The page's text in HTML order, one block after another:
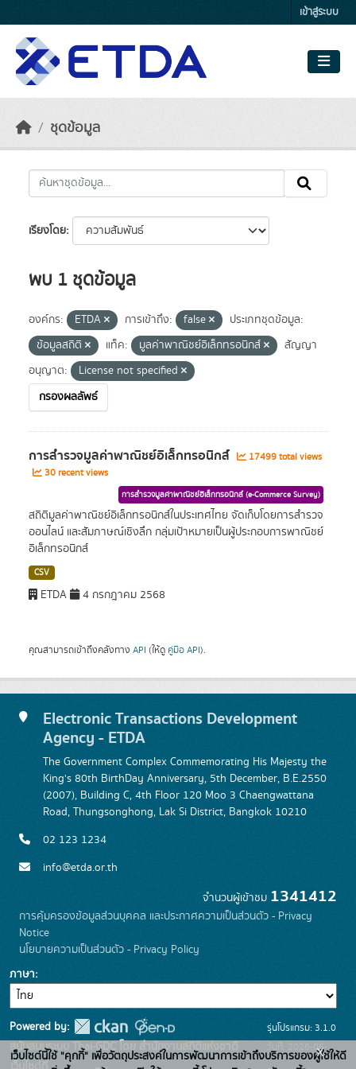
เข้าสู่ระบบ
ชุดข้อมูล
เรียงโดย
พบ 1 ชุดข้อมูล
องค์กร: ETDA การเข้าถึง: false
ประเภทชุดข้อมูล:
ข้อมูลสถิติ
แท็ค: มูลค่าพาณิชย์อิเล็กทรอนิกส์
สัญญา
อนุญาต:
License not specified
กรองผลลัพธ์
การสำรวจมูลค่าพาณิชย์อิเล็กทรอนิกส์
17499 total views
30 recent views
การสำรวจมูลค่าพาณิชย์อิเล็กทรอนิกส์ (e-Commerce Survey)
สถิติมูลค่าพาณิชย์อิเล็กทรอนิกส์ในประเทศไทย จัดเก็บโดยการสำรวจ
ออนไลน์ และสัมภาษณ์เชิงลึก กลุ่มเป้าหมายเป็นผู้ประกอบการพาณิชย์
อิเล็กทรอนิกส์
CSV
ETDA 4 กรกฎาคม 2568
คุณสามารถเข้าถึงคลังทาง API (ให้ดู คู่มือ API).
Electronic Transactions Development
Agency - ETDA
The Government Complex Commemorating His Majesty the
King's 80th BirthDay Anniversary, 5th December, B.E.2550
(2007), Building C, 4th Floor 120 Moo 3 Chaengwattana
Road, Thungsonghong, Lak Si District, Bangkok 10210
02 123 1234
info@etda.or.th
จำนวนผู้เข้าชม 1341412
การคุ้มครองข้อมูลส่วนบุคคล และประกาศความเป็นส่วนตัว - Privacy
Notice
นโยบายความเป็นส่วนตัว - Privacy Policy
ภาษา
Powered by:
สนับสนุนระบบ Thai-GDC โดย สำนักงานสถิติแห่งชาติ
รุ่นโปรแกรม: 3.1.0
วันที่: 2026-06-
เว็บไซต์นี้ใช้ "คุกกี้" เพื่อวัตถุประสงค์ในการพัฒนาการเข้าถึงบริการของผู้ใช้ให้ดี
x